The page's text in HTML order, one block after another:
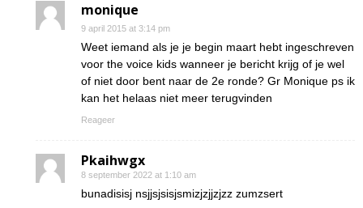
monique
9 april 2015 at 3:14 pm
Weet iemand als je je begin maart hebt ingeschreven
voor the voice kids wanneer je bericht krijg of je wel
of niet door bent naar de 2e ronde? Gr Monique ps ik
kan het helaas niet meer terugvinden
Reageer
Pkaihwgx
8 september 2022 at 1:10 am
bunadisisj nsjjsjsisjsmizjzjjzjzz zumzsert